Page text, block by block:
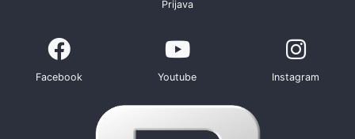
Prijava
Facebook Youtube Instagram